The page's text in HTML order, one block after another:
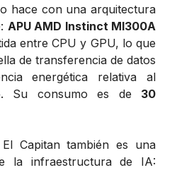
hace con una arquitectura
APU AMD Instinct MI300A
entre CPU y GPU, lo que
de transferencia de datos
energética relativa al
Su consumo es de 30
Capitan también es una
la infraestructura de IA: